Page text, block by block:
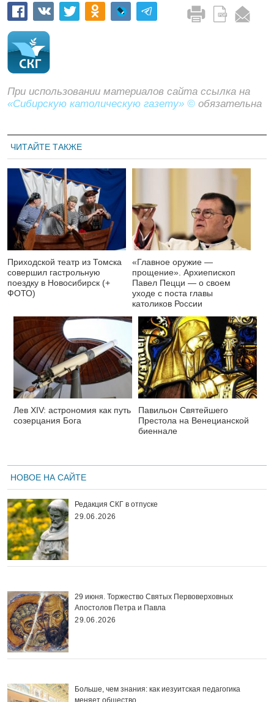
При использовании материалов сайта ссылка на
«Сибирскую католическую газету» © обязательна
ЧИТАЙТЕ ТАКЖЕ
Приходской театр из Томска
совершил гастрольную
поездку в Новосибирск (+
ФОТО)
«Главное оружие —
прощение». Архиепископ
Павел Пецци — о своем
уходе с поста главы
католиков России
Лев XIV: астрономия как путь
созерцания Бога
Павильон Святейшего
Престола на Венецианской
биеннале
НОВОЕ НА САЙТЕ
Редакция СКГ в отпуске
29.06.2026
29 июня. Торжество Святых Первоверховных
Апостолов Петра и Павла
29.06.2026
Больше, чем знания: как иезуитская педагогика
меняет общество